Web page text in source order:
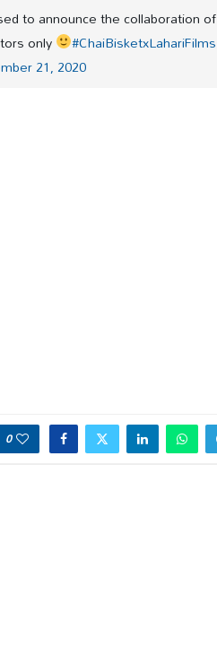
to announce the collaboration of
only
#ChaiBisketxLahariFilms
21, 2020
0